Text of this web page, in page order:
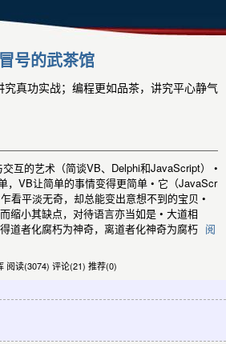
冒号的武茶馆
究真功实战；编程更如品茶，讲究平心静气
互的艺术（简谈VB、Delphi和JavaScript） •
，VB让简单的事情变得更简单 • 它（JavaScr
看平淡无奇，却总能变出意想不到的宝贝 •
缩小其缺点，对待语言亦当如是 • 大道相
道者化腐朽为神奇，离道者化神奇为腐朽 阅
阅读(3074) 评论(21) 推荐(0)